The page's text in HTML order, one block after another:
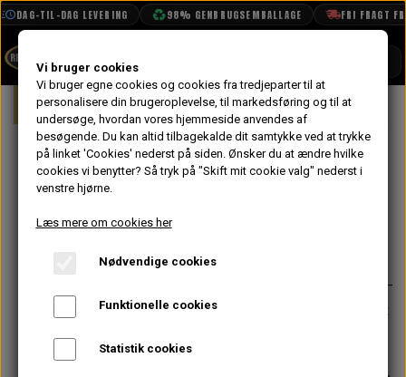
DAG-TIL-DAG LEVERING 98% GENBRUGSEMBALLAGE FRI FRAGT
BOOK TID
PROJEKTER
TEKNISK DATA
VANDPOLERING
Forside Mini Interiør Sæder &
U-Bøjle til Sæde
Varenummer: HFU10001
Sælges enkeltvis. Originalt monteret
Vi bruger cookies
Vi bruger egne cookies og cookies fra tredjeparter til at
personalisere din brugeroplevelse, til markedsføring og til at
undersøge, hvordan vores hjemmeside anvendes af
besøgende. Du kan altid tilbagekalde dit samtykke ved at trykke
på linket 'Cookies' nederst på siden. Ønsker du at ændre hvilke
cookies vi benytter? Så tryk på "Skift mit cookie valg" nederst i
venstre hjørne.
Læs mere om cookies her
Nødvendige cookies
Funktionelle cookies
Statistik cookies